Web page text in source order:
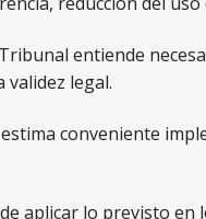
entiende
validez legal.
conveniente
aplicar lo previsto en